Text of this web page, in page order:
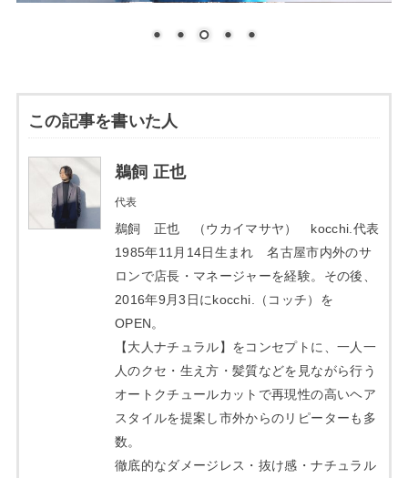
この記事を書いた人
鵜飼 正也
代表
鵜飼 正也 （ウカイマサヤ） kocchi.代表
1985年11月14日生まれ 名古屋市内外のサ
ロンで店長・マネージャーを経験。その後、
2016年9月3日にkocchi.（コッチ）を
OPEN。
【大人ナチュラル】をコンセプトに、一人一
人のクセ・生え方・髪質などを見ながら行う
オートクチュールカットで再現性の高いヘア
スタイルを提案し市外からのリピーターも多
数。
徹底的なダメージレス・抜け感・ナチュラル